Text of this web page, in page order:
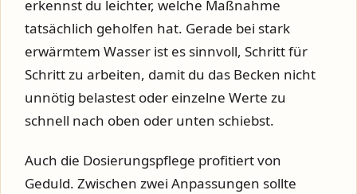
erkennst du leichter, welche Maßnahme
tatsächlich geholfen hat. Gerade bei stark
erwärmtem Wasser ist es sinnvoll, Schritt für
Schritt zu arbeiten, damit du das Becken nicht
unnötig belastest oder einzelne Werte zu
schnell nach oben oder unten schiebst.
Auch die Dosierungspflege profitiert von
Geduld. Zwischen zwei Anpassungen sollte